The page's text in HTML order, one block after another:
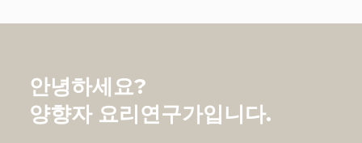
안녕하세요?
양향자 요리연구가입니다.